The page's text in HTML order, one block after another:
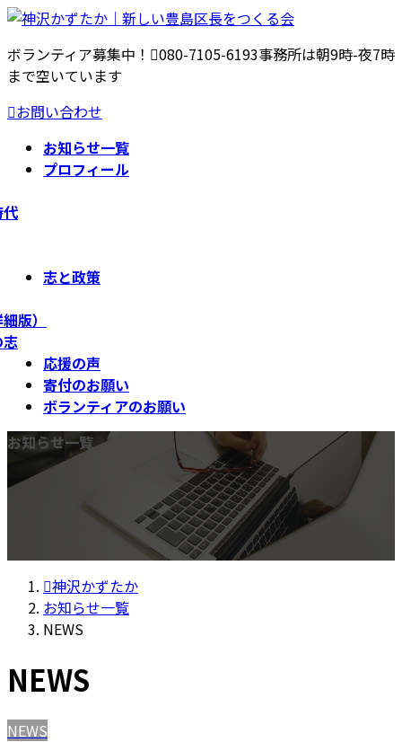
コ
テ
ン
ツ
へ
プ
ナ
ゲ
ー
シ
ョ
動
ボランティア募集中！ 080-7105-6193事務所は朝9時-夜7時
まで空いています
お問い合わせ
お知らせ一覧
プロフィール
志と政策
版）
応援の声
寄付のお願い
ボランティアのお願い
お知らせ一覧
神沢かずたか
お知らせ一覧
NEWS
NEWS
NEWS